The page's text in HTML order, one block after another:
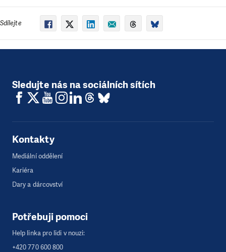
Sdílejte
Sledujte nás na sociálních sítích
Kontakty
Mediální oddělení
Kariéra
Dary a dárcovství
Potřebuji pomoci
Help linka pro lidi v nouzi:
+420 770 600 800